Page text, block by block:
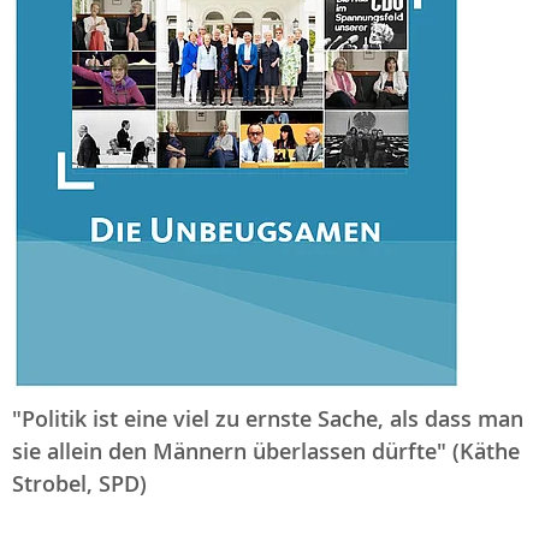
"Politik ist eine viel zu ernste Sache, als dass man
sie allein den Männern überlassen dürfte" (Käthe
Strobel, SPD)